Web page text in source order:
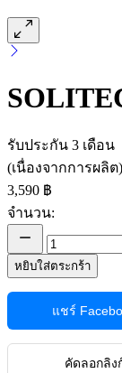
รับประกัน 3 เดือน
(เนื่องจากการผลิต)
3,590 ฿
จำนวน:
หยิบใส่ตระกร้า
แชร์
คัดลอกลิง